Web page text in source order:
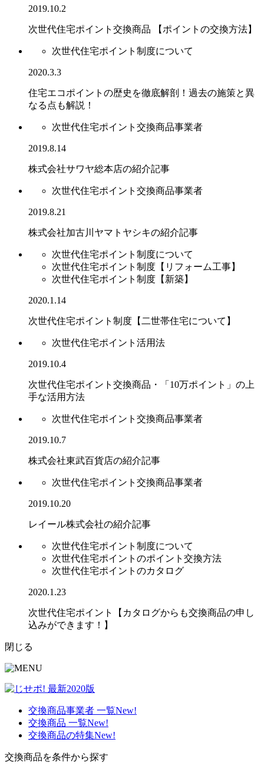
2019.10.2
次世代住宅ポイント交換商品 【ポイントの交換方法】
次世代住宅ポイント制度について
2020.3.3
住宅エコポイントの歴史を徹底解剖！過去の施策と異
なる点も解説！
次世代住宅ポイント交換商品事業者
2019.8.14
株式会社サワヤ総本店の紹介記事
次世代住宅ポイント交換商品事業者
2019.8.21
株式会社加古川ヤマトヤシキの紹介記事
次世代住宅ポイント制度について
次世代住宅ポイント制度【リフォーム工事】
次世代住宅ポイント制度【新築】
2020.1.14
次世代住宅ポイント制度【二世帯住宅について】
次世代住宅ポイント活用法
2019.10.4
次世代住宅ポイント交換商品・「10万ポイント」の上
手な活用方法
次世代住宅ポイント交換商品事業者
2019.10.7
株式会社東武百貨店の紹介記事
次世代住宅ポイント交換商品事業者
2019.10.20
レイール株式会社の紹介記事
次世代住宅ポイント制度について
次世代住宅ポイントのポイント交換方法
次世代住宅ポイントのカタログ
2020.1.23
次世代住宅ポイント【カタログからも交換商品の申し
込みができます！】
閉じる
交換商品事業者 一覧New!
交換商品 一覧New!
交換商品の特集New!
交換商品を条件から探す